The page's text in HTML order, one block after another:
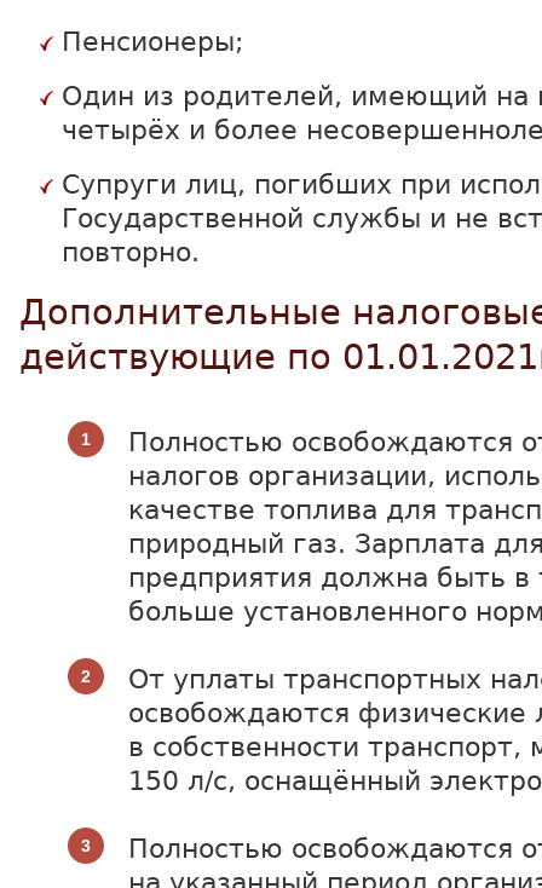
Пенсионеры;
Один из родителей, имеющий на
четырёх и более
Супруги лиц, погибших при
Государственной службы и не
повторно.
Дополнительные
действующие по
Полностью освобождаются
налогов организации,
качестве топлива для
природный газ. Зарплата
предприятия должна быть в
больше установленного
От уплаты транспортных
освобождаются
в собственности
150 л/с, оснащённый
Полностью освобождаются